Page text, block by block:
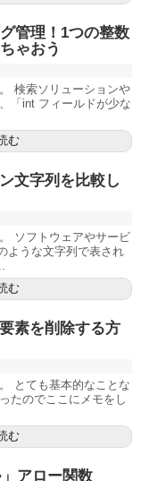
管理！1つの整数
ゃおう
検索ソリューションや
「int フィールドが少な
む
文字列を比較し
ソフトウェアやサービ
ような文字列で表され
む
素を削除する方
とても基本的なことな
たのでここにメモをし
む
アロー関数